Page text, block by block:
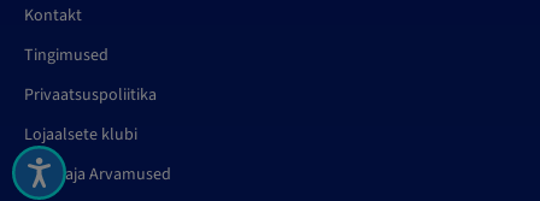
Kontakt
Tingimused
Privaatsuspoliitika
Lojaalsete klubi
Kasutaja Arvamused